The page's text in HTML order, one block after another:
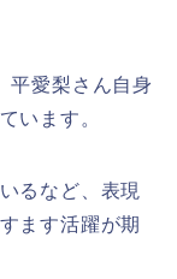
平愛梨さん自身
います。
るなど、表現
ます活躍が期